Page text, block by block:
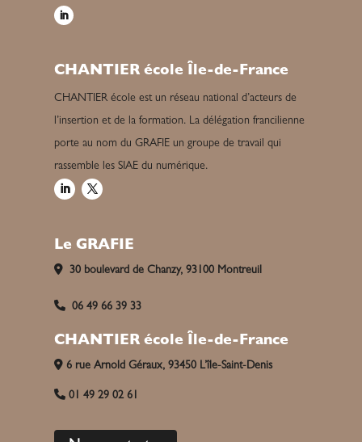
CHANTIER école Île-de-France
CHANTIER école est un réseau national d’acteurs de
l’insertion et de la formation. La délégation francilienne
porte au nom du GRAFIE un groupe de travail qui
rassemble les SIAE du numérique.
Le GRAFIE
30 boulevard de Chanzy, 93100 Montreuil
06 49 66 39 33
CHANTIER école Île-de-France
6 rue Arnold Géraux, 93450 L’île-Saint-Denis
01 49 29 02 61